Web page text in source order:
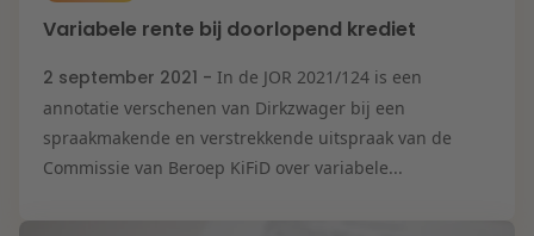
Variabele rente bij doorlopend krediet
2 september 2021 - In de JOR 2021/124 is een
annotatie verschenen van Dirkzwager bij een
spraakmakende en verstrekkende uitspraak van de
Commissie van Beroep KiFiD over variabele...